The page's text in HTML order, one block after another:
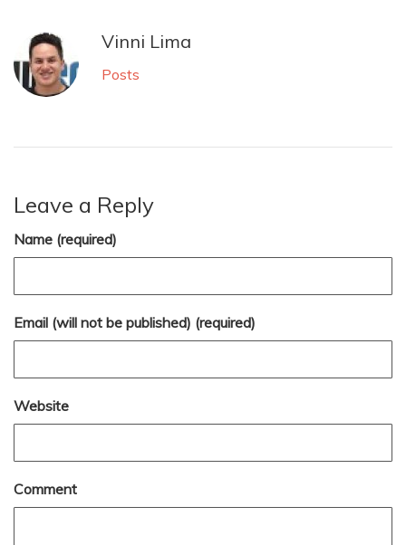
Vinni Lima
Posts
Leave a Reply
Name (required)
Email (will not be published) (required)
Website
Comment